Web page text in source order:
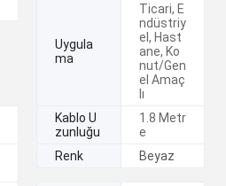
Uygula
ma
Ticari, E
ndüstriy
el, Hast
ane, Ko
nut/Gen
el Amaç
lı
Kablo U
zunluğu
1.8 Metr
e
Renk Beyaz